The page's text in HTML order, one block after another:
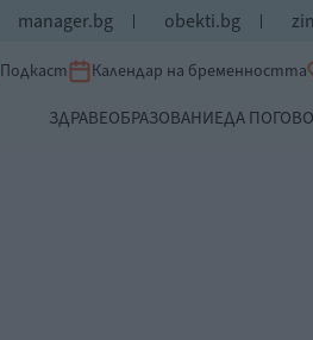
manager.bg obekti.bg
Подкаст Календар на бременността
ЗДРАВЕОБРАЗОВАНИЕДА